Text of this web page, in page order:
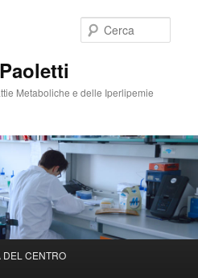
Metaboliche e delle Iperlipemie
DEL CENTRO